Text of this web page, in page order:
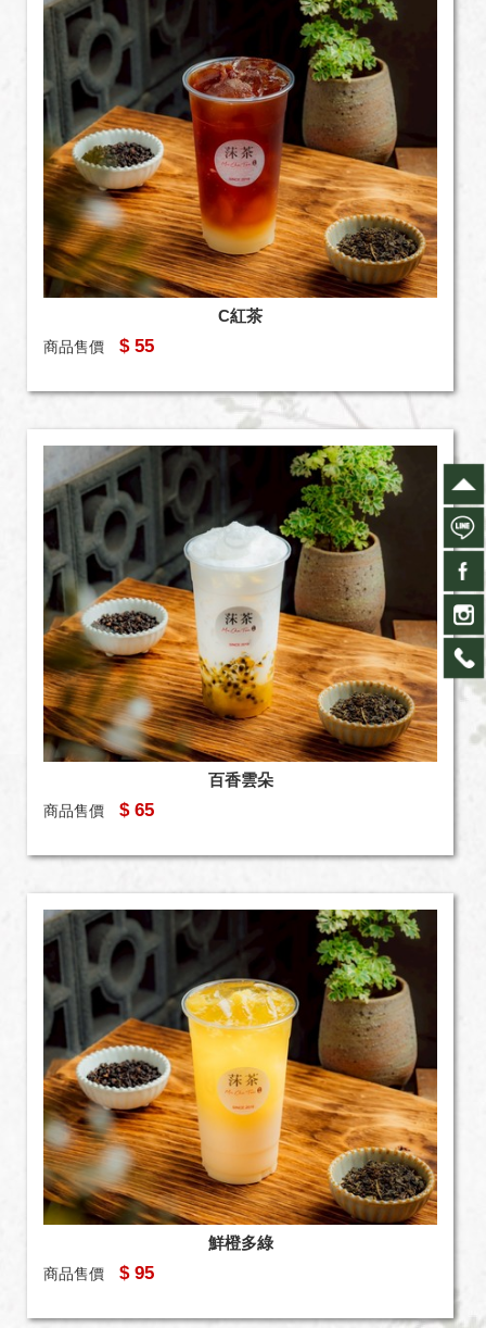
C紅茶
商品售價 $ 55
百香雲朵
商品售價 $ 65
鮮橙多綠
商品售價 $ 95